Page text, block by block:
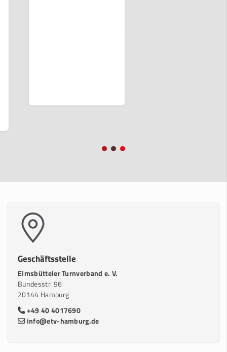
Geschäftsstelle
Eimsbütteler Turnverband e. V.
Bundesstr. 96
20144 Hamburg
+49 40 4017690
info@etv-hamburg.de